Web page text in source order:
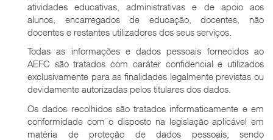
atividades educativas, administrativas e de apoio aos
alunos, encarregados de educação, docentes, não
docentes e restantes utilizadores dos seus serviços.
Todas as informações e dados pessoais fornecidos ao
AEFC são tratados com caráter confidencial e utilizados
exclusivamente para as finalidades legalmente previstas ou
devidamente autorizadas pelos titulares dos dados.
Os dados recolhidos são tratados informaticamente e em
conformidade com o disposto na legislação aplicável em
matéria de proteção de dados pessoais, sendo